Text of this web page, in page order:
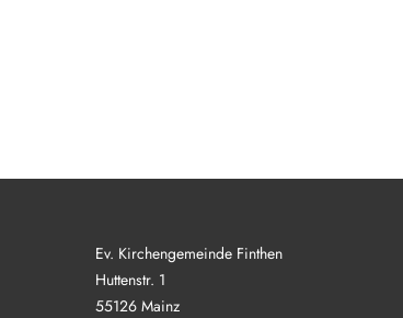
Ev. Kirchengemeinde Finthen
Huttenstr. 1
55126 Mainz